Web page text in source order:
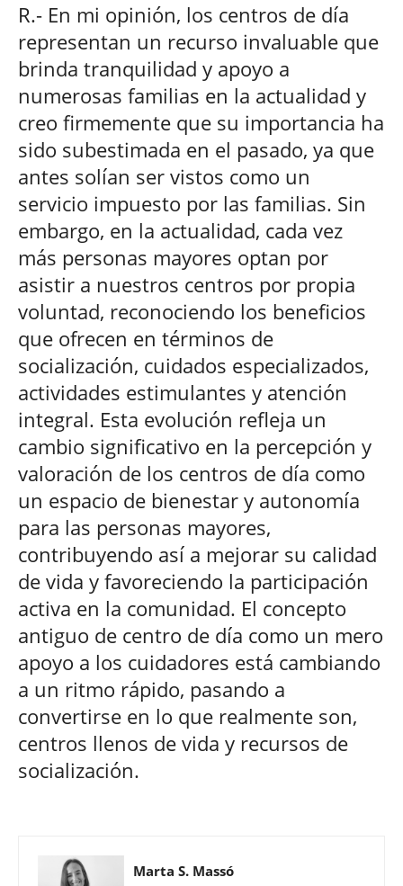
R.- En mi opinión, los centros de día
representan un recurso invaluable que
brinda tranquilidad y apoyo a
numerosas familias en la actualidad y
creo firmemente que su importancia ha
sido subestimada en el pasado, ya que
antes solían ser vistos como un
servicio impuesto por las familias. Sin
embargo, en la actualidad, cada vez
más personas mayores optan por
asistir a nuestros centros por propia
voluntad, reconociendo los beneficios
que ofrecen en términos de
socialización, cuidados especializados,
actividades estimulantes y atención
integral. Esta evolución refleja un
cambio significativo en la percepción y
valoración de los centros de día como
un espacio de bienestar y autonomía
para las personas mayores,
contribuyendo así a mejorar su calidad
de vida y favoreciendo la participación
activa en la comunidad. El concepto
antiguo de centro de día como un mero
apoyo a los cuidadores está cambiando
a un ritmo rápido, pasando a
convertirse en lo que realmente son,
centros llenos de vida y recursos de
socialización.
Marta S. Massó